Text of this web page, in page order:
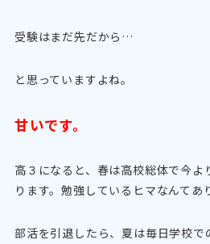
受験はまだ先だから…
と思っていますよね。
甘いです。
高３になると、春は高校総体で今よ
ります。勉強しているヒマなんてあ
部活を引退したら、夏は毎日学校で